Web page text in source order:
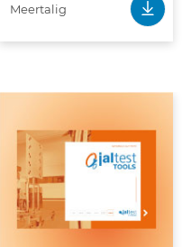
Meertalig